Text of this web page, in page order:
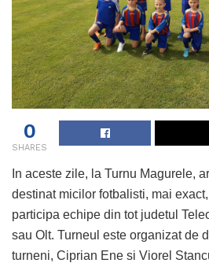
0
SHARES
In aceste zile, la Turnu Magurele,
destinat micilor fotbalisti, mai
participa echipe din tot judetul
sau Olt. Turneul este organizat de
turneni, Ciprian Ene si Viorel